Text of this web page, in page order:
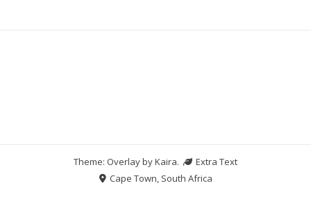
Theme: Overlay byKaira.
Extra Text
Cape Town, South Africa